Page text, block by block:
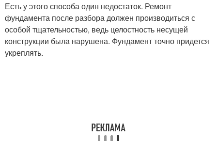
Есть у этого способа один недостаток. Ремонт
фундамента после разбора должен производиться с
особой тщательностью, ведь целостность несущей
конструкции была нарушена. Фундамент точно придется
укреплять.